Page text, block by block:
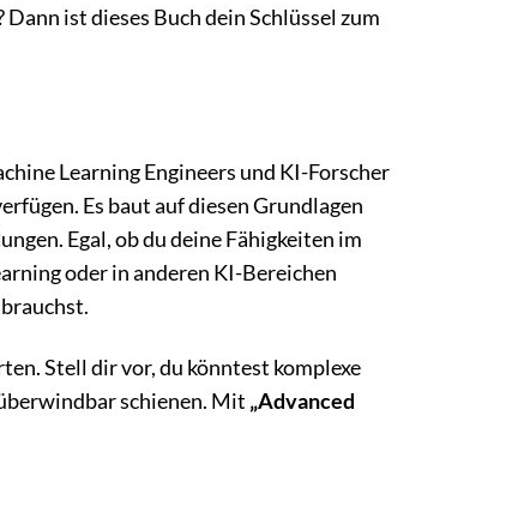
ist dieses Buch dein Schlüssel zum
Learning Engineers und KI-Forscher
Es baut auf diesen Grundlagen
Egal, ob du deine Fähigkeiten im
oder in anderen KI-Bereichen
Stell dir vor, du könntest komplexe
schienen. Mit „Advanced